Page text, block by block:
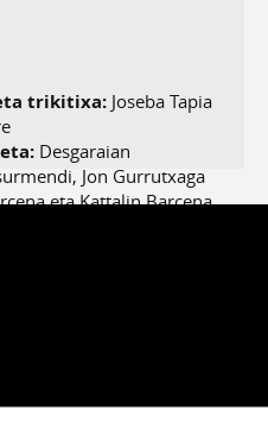
trikitixa: Joseba Tapia
Desgaraian
Jon Gurrutxaga
eta Kattalin Barcena